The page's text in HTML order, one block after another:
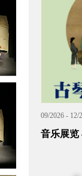
09/2026 - 02/
外展音乐